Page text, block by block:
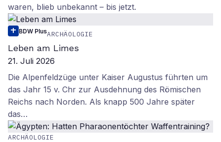
waren, blieb unbekannt – bis jetzt.
BDW PlusARCHÄOLOGIE
Leben am Limes
21. Juli 2026
Die Alpenfeldzüge unter Kaiser Augustus führten um
das Jahr 15 v. Chr zur Ausdehnung des Römischen
Reichs nach Norden. Als knapp 500 Jahre später
das…
ARCHÄOLOGIE